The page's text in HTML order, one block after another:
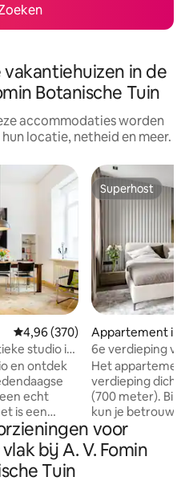
in de
Botanische Tuin
accommodaties worden
locatie, netheid en meer.
Gemiddelde beoordeling van
4,96 (370)
studio in
en ontdek
echt
is een
en
het
stad. Het
Kiev. De
Superhost
Superhost
Appartement in
6e verdieping
Chicago met
parkeergarage
Het appartement
verdieping dicht
(700 meter).
kun je
ondergrondse
trappen. Ramen
gewikkeld in het
voor
bij A. V. Fomin
Tuin